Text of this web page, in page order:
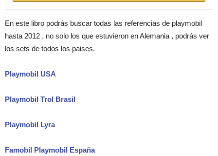
En este libro podrás buscar todas las referencias de playmobil
hasta 2012 , no solo los que estuvieron en Alemania , podrás ver
los sets de todos los paises.
Playmobil USA
Playmobil Trol Brasil
Playmobil Lyra
Famobil Playmobil España